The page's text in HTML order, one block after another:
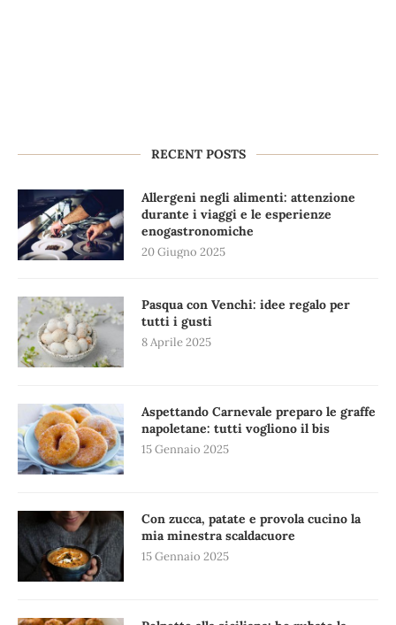
RECENT POSTS
Allergeni negli alimenti: attenzione
durante i viaggi e le esperienze
enogastronomiche
20 Giugno 2025
Pasqua con Venchi: idee regalo per
tutti i gusti
8 Aprile 2025
Aspettando Carnevale preparo le graffe
napoletane: tutti vogliono il bis
15 Gennaio 2025
Con zucca, patate e provola cucino la
mia minestra scaldacuore
15 Gennaio 2025